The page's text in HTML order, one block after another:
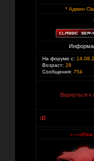
* Админ
На форуме с:
Возраст: 28
Сообщения: 754
Вернуться к
:D